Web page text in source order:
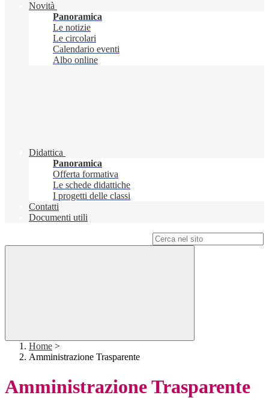
Novità
Panoramica
Le notizie
Le circolari
Calendario eventi
Albo online
Didattica
Panoramica
Offerta formativa
Le schede didattiche
I progetti delle classi
Contatti
Documenti utili
Home >
Amministrazione Trasparente
Amministrazione Trasparente